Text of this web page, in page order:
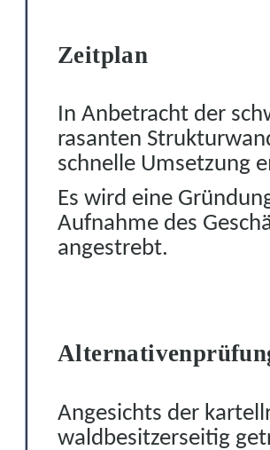
Zeitplan
In Anbetracht der
rasanten
schnelle Umsetzung
Es wird eine
Aufnahme des Ge
angestrebt.
Angesichts der
waldbesitzerseitig